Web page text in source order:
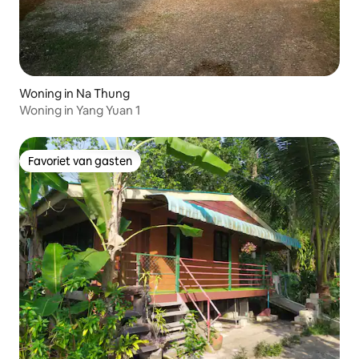
Woning in Na Thung
Woning in Yang Yuan 1
Favoriet van gasten
Favoriet van gasten